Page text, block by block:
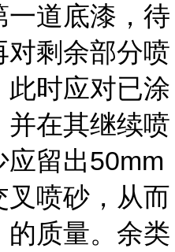
道底漆，待
对剩余部分喷
时应对已涂
并在其继续喷
留出50mm
叉喷砂，从而
质量。余类